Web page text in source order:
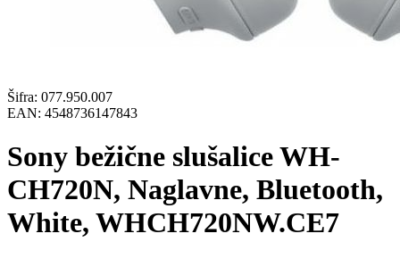
Šifra: 077.950.007
EAN: 4548736147843
Sony bežične slušalice WH-
CH720N, Naglavne, Bluetooth,
White, WHCH720NW.CE7